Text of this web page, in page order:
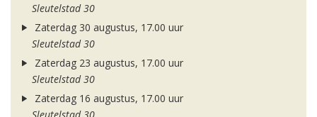
Sleutelstad 30
Zaterdag 30 augustus, 17.00 uur
Sleutelstad 30
Zaterdag 23 augustus, 17.00 uur
Sleutelstad 30
Zaterdag 16 augustus, 17.00 uur